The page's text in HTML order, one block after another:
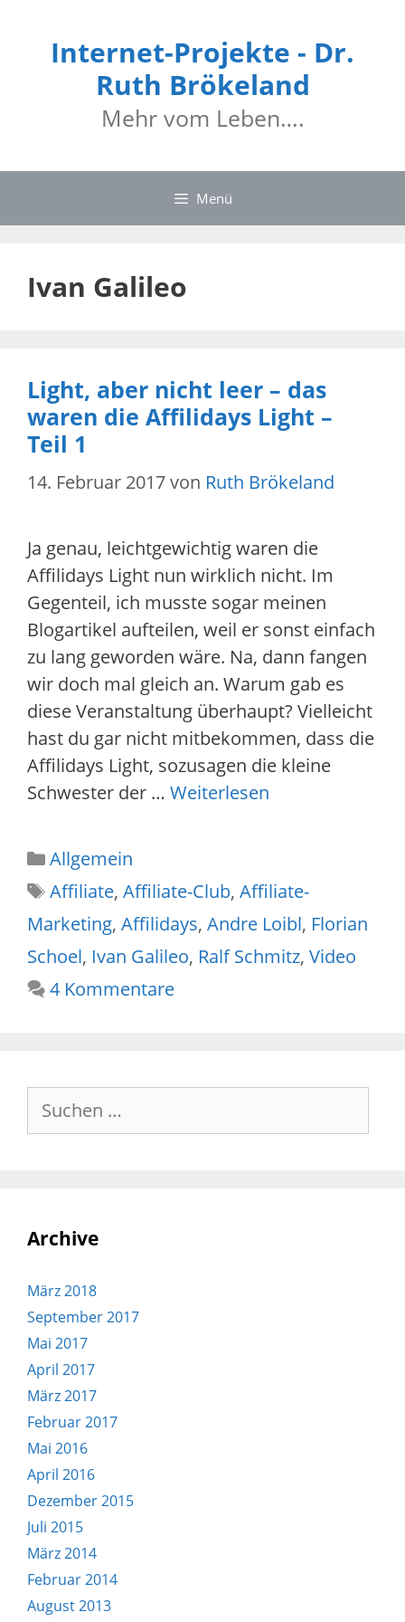
springenInternet-Projekte - Dr.
Ruth Brökeland
Mehr vom Leben….
Menü
Ivan Galileo
Light, aber nicht leer – das
waren die Affilidays Light –
Teil 1
14. Februar 2017von Ruth Brökeland
Ja genau, leichtgewichtig waren die
Affilidays Light nun wirklich nicht. Im
Gegenteil, ich musste sogar meinen
Blogartikel aufteilen, weil er sonst einfach
zu lang geworden wäre. Na, dann fangen
wir doch mal gleich an. Warum gab es
diese Veranstaltung überhaupt? Vielleicht
hast du gar nicht mitbekommen, dass die
Affilidays Light, sozusagen die kleine
Schwester der … Weiterlesen
Kategorien
Allgemein
Schlagwörter
Affiliate, Affiliate-Club, Affiliate-
Marketing, Affilidays, Andre Loibl, Florian
Schoel, Ivan Galileo, Ralf Schmitz, Video
4 Kommentare
nach:
Archive
März 2018
September 2017
Mai 2017
April 2017
März 2017
Februar 2017
Mai 2016
April 2016
Dezember 2015
Juli 2015
März 2014
Februar 2014
August 2013